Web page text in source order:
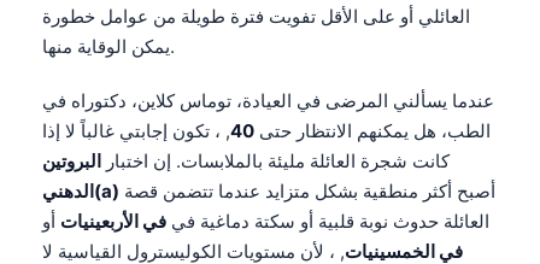
العائلي أو على الأقل تفويت فترة طويلة من عوامل خطورة
يمكن الوقاية منها.
عندما يسألني المرضى في العيادة، توماس كلاين، دكتوراه في
الطب، هل يمكنهم الانتظار حتى 40, ، تكون إجابتي غالباً لا إذا
كانت شجرة العائلة مليئة بالملابسات. إن اختبار البروتين
الدهني(a)
العائلة حدوث نوبة قلبية أو سكتة دماغية في في الأربعينيات أو
في الخمسينيات, ، لأن مستويات الكوليسترول القياسية لا